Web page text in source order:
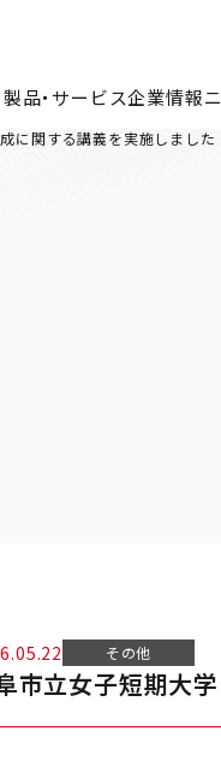
製品・サービス企業情報
に関する講義を実施しました
その他
市立女子短期大